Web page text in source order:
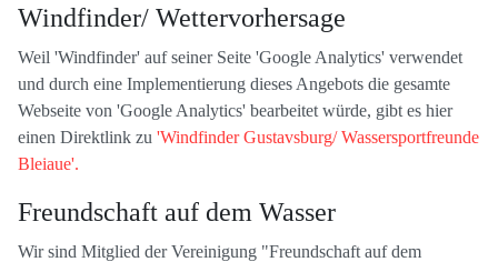
Windfinder/ Wettervorhersage
Weil 'Windfinder' auf seiner Seite 'Google Analytics' verwendet
und durch eine Implementierung dieses Angebots die gesamte
Webseite von 'Google Analytics' bearbeitet würde, gibt es hier
einen Direktlink zu 'Windfinder Gustavsburg/ Wassersportfreunde
Bleiaue'.
Freundschaft auf dem Wasser
Wir sind Mitglied der Vereinigung "Freundschaft auf dem